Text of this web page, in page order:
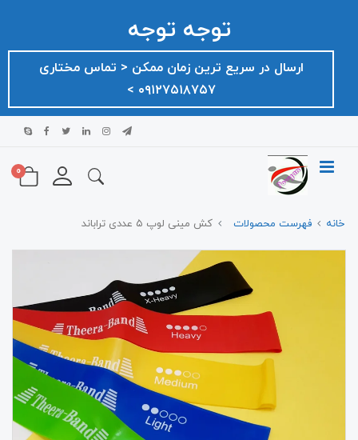
توجه توجه
ارسال در سریع ترین زمان ممکن ‌< تماس مختاری
۰۹۱۲۷۵۱۸۷۵۷ >
0
خانه فهرست محصولات کش مینی لوپ ۵ عددی تراباند